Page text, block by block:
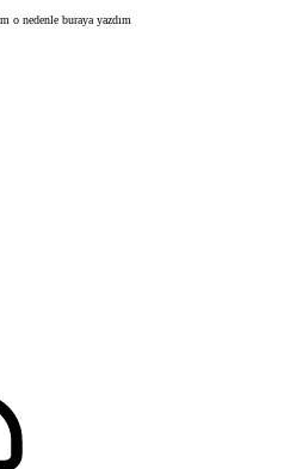
o nedenle buraya yazdım